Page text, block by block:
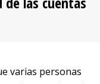
varias personas